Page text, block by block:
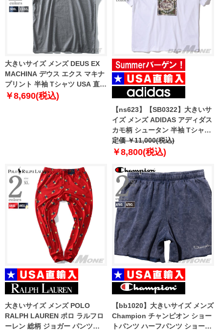
大きいサイズ メンズ DEUS EX
MACHINA デウス エクス マキナ
プリント 半袖 Tシャツ USA 直輸
入 dmw41808y
￥8,690(税込)
【ns623】【SB0322】大きいサ
イズ メンズ ADIDAS アディダス
カモ柄 シュータン 半袖 Tシャツ
USA直輸入 jsw01
定価 ￥11,000(税込)
￥8,800(税込)
大きいサイズ メンズ POLO
RALPH LAUREN ポロ ラルフロ
ーレン 総柄 ジョガー パンツ
【bb1020】大きいサイズ メンズ
Champion チャンピオン ショー
トパンツ ハーフパンツ ショーツ